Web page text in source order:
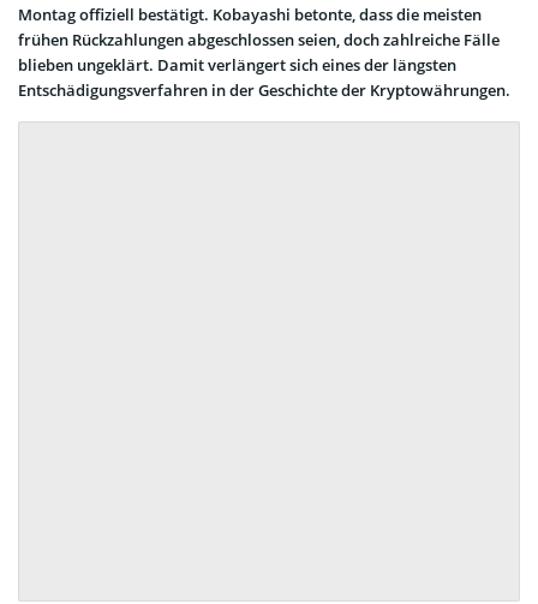
Montag offiziell bestätigt. Kobayashi betonte, dass die meisten
frühen Rückzahlungen abgeschlossen seien, doch zahlreiche Fälle
blieben ungeklärt. Damit verlängert sich eines der längsten
Entschädigungsverfahren in der Geschichte der Kryptowährungen.